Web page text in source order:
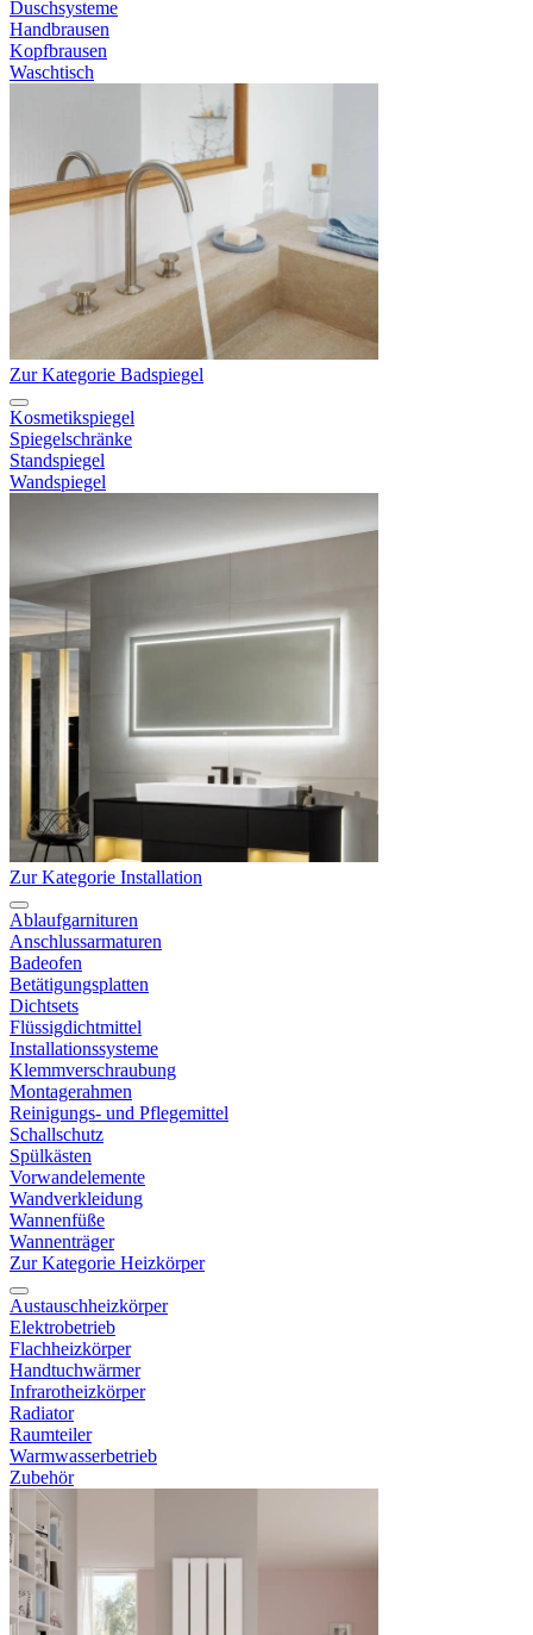
Duschsysteme
Handbrausen
Kopfbrausen
Waschtisch
Zur Kategorie Badspiegel
Kosmetikspiegel
Spiegelschränke
Standspiegel
Wandspiegel
Zur Kategorie Installation
Ablaufgarnituren
Anschlussarmaturen
Badeofen
Betätigungsplatten
Dichtsets
Flüssigdichtmittel
Installationssysteme
Klemmverschraubung
Montagerahmen
Reinigungs- und Pflegemittel
Schallschutz
Spülkästen
Vorwandelemente
Wandverkleidung
Wannenfüße
Wannenträger
Zur Kategorie Heizkörper
Austauschheizkörper
Elektrobetrieb
Flachheizkörper
Handtuchwärmer
Infrarotheizkörper
Radiator
Raumteiler
Warmwasserbetrieb
Zubehör